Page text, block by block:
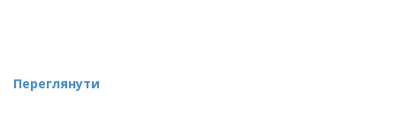
Переглянути